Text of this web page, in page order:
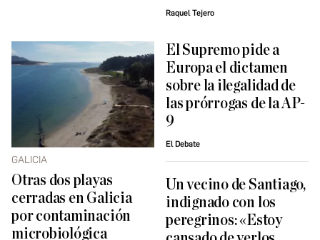
Raquel Tejero
GALICIA
Otras dos playas
cerradas en Galicia
por contaminación
microbiológica
El Supremo pide a
Europa el dictamen
sobre la ilegalidad de
las prórrogas de la AP-
9
El Debate
Un vecino de Santiago,
indignado con los
peregrinos: «Estoy